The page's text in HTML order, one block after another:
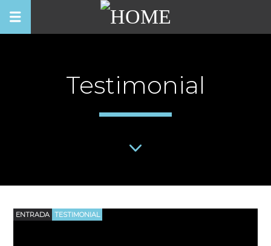
Testimonial
ENTRADA TESTIMONIAL